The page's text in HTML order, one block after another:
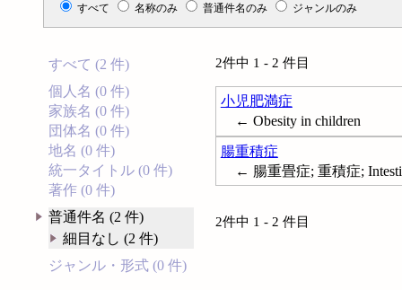
すべて 名称のみ 普通件名のみ ジャンルのみ
すべて (2 件)
個人名 (0 件)
家族名 (0 件)
団体名 (0 件)
地名 (0 件)
統一タイトル (0 件)
著作 (0 件)
普通件名 (2 件)
細目なし (2 件)
ジャンル・形式 (0 件)
2件中 1 - 2 件目
小児肥満症
← Obesity in children
腸重積症
← 腸重畳症; 重積症;
2件中 1 - 2 件目